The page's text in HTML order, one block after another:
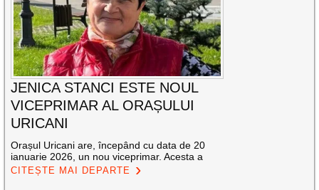
JENICA STANCI ESTE NOUL
VICEPRIMAR AL ORAȘULUI
URICANI
Orașul Uricani are, începând cu data de 20
ianuarie 2026, un nou viceprimar. Acesta a
CITEȘTE MAI DEPARTE